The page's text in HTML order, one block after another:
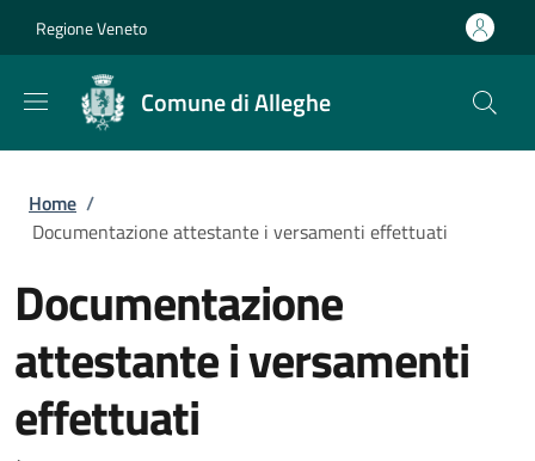
Regione Veneto
Comune di Alleghe
Briciole di pane
Home /
Documentazione attestante i versamenti effettuati
Documentazione
attestante i versamenti
effettuati